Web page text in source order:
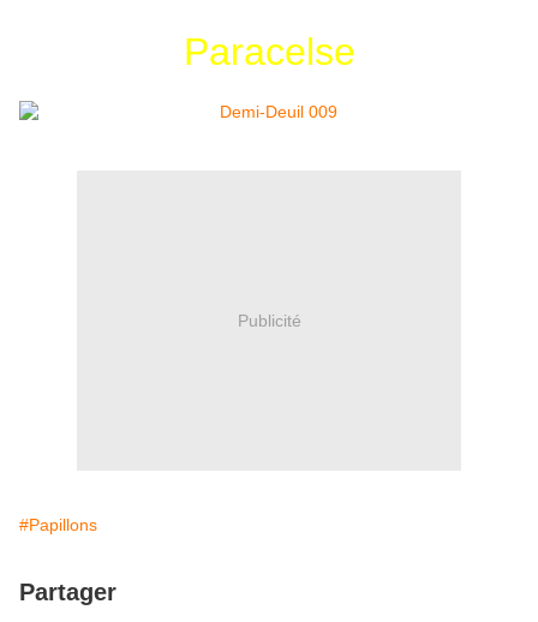
Paracelse
Publicité
#Papillons
Partager